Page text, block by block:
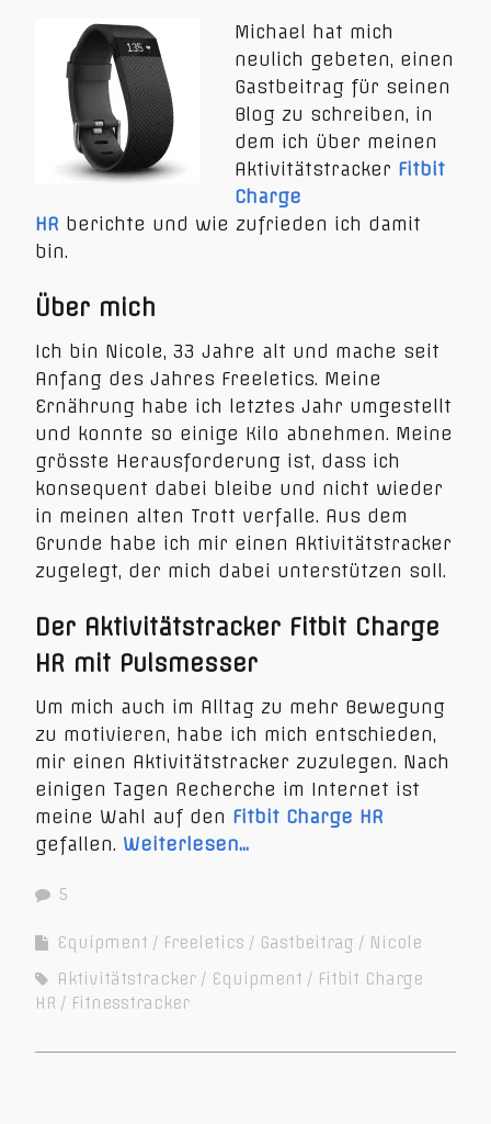
Michael hat mich
neulich gebeten, einen
Gastbeitrag für seinen
Blog zu schreiben, in
dem ich über meinen
Aktivitätstracker Fitbit
Charge
HR berichte und wie zufrieden ich damit
bin.
Über mich
Ich bin Nicole, 33 Jahre alt und mache seit
Anfang des Jahres Freeletics. Meine
Ernährung habe ich letztes Jahr umgestellt
und konnte so einige Kilo abnehmen. Meine
grösste Herausforderung ist, dass ich
konsequent dabei bleibe und nicht wieder
in meinen alten Trott verfalle. Aus dem
Grunde habe ich mir einen Aktivitätstracker
zugelegt, der mich dabei unterstützen soll.
Der Aktivitätstracker Fitbit Charge
HR mit Pulsmesser
Um mich auch im Alltag zu mehr Bewegung
zu motivieren, habe ich mich entschieden,
mir einen Aktivitätstracker zuzulegen. Nach
einigen Tagen Recherche im Internet ist
meine Wahl auf den Fitbit Charge HR
gefallen. Weiterlesen…
5
Equipment Freeletics Gastbeitrag
Nicole
Aktivitätstracker
Equipment
Fitbit Charge
HR
Fitnesstracker